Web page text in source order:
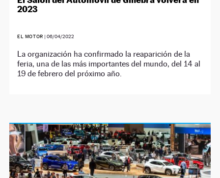
2023
EL MOTOR | 06/04/2022
La organización ha confirmado la reaparición de la
feria, una de las más importantes del mundo, del 14 al
19 de febrero del próximo año.